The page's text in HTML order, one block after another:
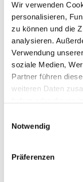
Wir verwenden
personalisieren,
zu können und die
analysieren.
Verwendung
soziale Medien,
Partner führen
weiteren Daten
Notwendig
Präferenzen
Albert-Schweitzer-Weg
37154 Northeim
Fax: 05551-971350
Mail:ed.tiehdnuseg-
Ärztliche Leitung